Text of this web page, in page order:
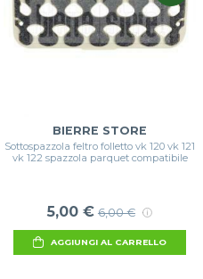
BIERRE STORE
Sottospazzola feltro folletto vk 120 vk 121
vk 122 spazzola parquet compatibile
5,00 € 6,00 €
AGGIUNGI AL CARRELLO